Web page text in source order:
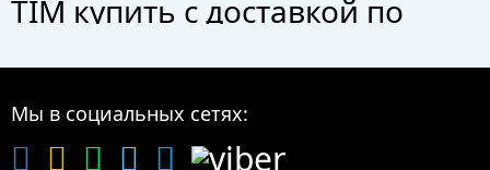
TIM купить с доставкой по
руб. оптом, мелким оптом, в розницу. В каталоге вы найдете самые
популярные, востребованные, качественные товары, которые
помогут вам удовлетворить потребности.
Мы в социальных сетях: